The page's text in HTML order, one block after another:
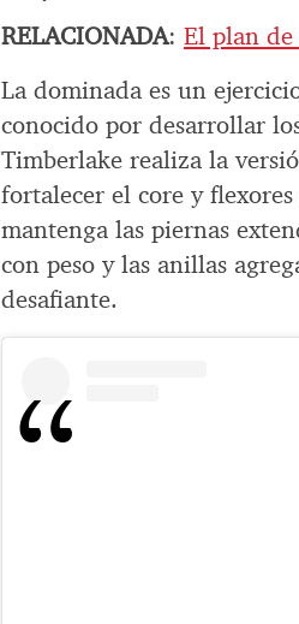
RELACIONADA:El plan de
La dominada es un
conocido por desarrollar
Timberlake realiza la
fortalecer el core y
mantenga las piernas
con peso y las anillas
desafiante.